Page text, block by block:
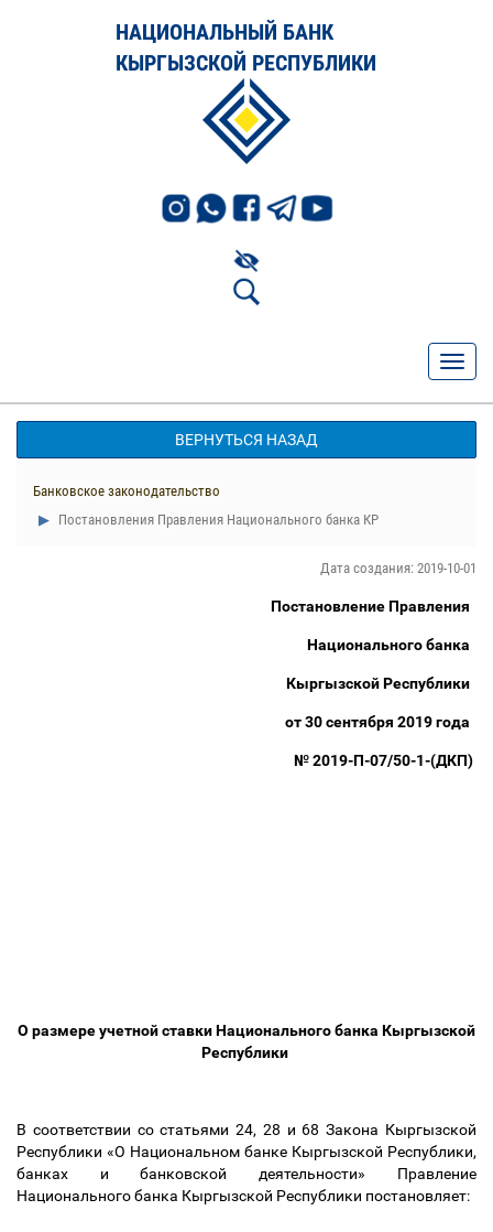
НАЦИОНАЛЬНЫЙ БАНК
КЫРГЫЗСКОЙ РЕСПУБЛИКИ
ВЕРНУТЬСЯ НАЗАД
Банковское законодательство
Постановления Правления Национального банка КР
Дата создания: 2019-10-01
Постановление Правления
Национального банка
Кыргызской Республики
от 30 сентября 2019 года
№ 2019-П-07/50-1-(ДКП)
О размере учетной ставки Национального банка Кыргызской
Республики
В соответствии со статьями 24, 28 и 68 Закона Кыргызской
Республики «О Национальном банке Кыргызской Республики,
банках и банковской деятельности» Правление
Национального банка Кыргызской Республики постановляет: